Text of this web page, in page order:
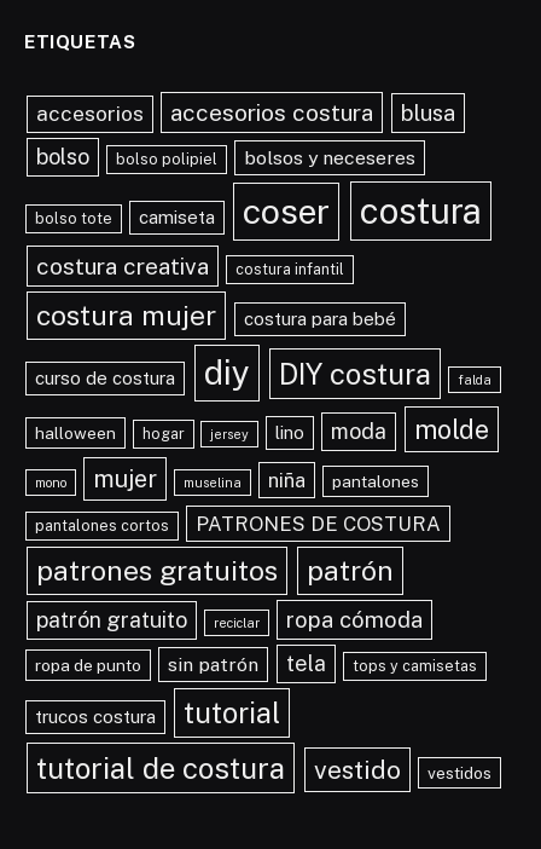
ETIQUETAS
accesorios accesorios costura blusa
bolso bolso polipiel bolsos y neceseres
bolso tote camiseta coser costura
costura creativa costura infantil
costura mujer costura para bebé
curso de costura diy DIY costura falda
halloween hogar jersey lino moda molde
mono mujer muselina niña pantalones
pantalones cortos PATRONES DE COSTURA
patrones gratuitos patrón
patrón gratuito reciclar ropa cómoda
ropa de punto sin patrón tela tops y camisetas
trucos costura tutorial
tutorial de costura vestido vestidos